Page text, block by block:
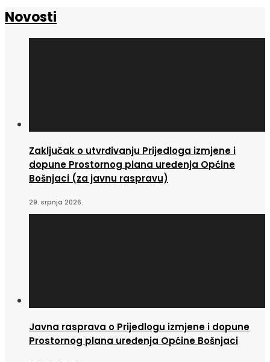
Novosti
Zaključak o utvrđivanju Prijedloga izmjene i
dopune Prostornog plana uređenja Općine
Bošnjaci (za javnu raspravu)
29. srpnja 2026.
Javna rasprava o Prijedlogu izmjene i dopune
Prostornog plana uređenja Općine Bošnjaci